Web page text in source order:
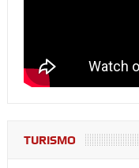
TURISMO